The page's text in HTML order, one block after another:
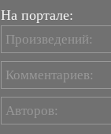
На портале:
Произведений:
Комментариев:
Авторов: